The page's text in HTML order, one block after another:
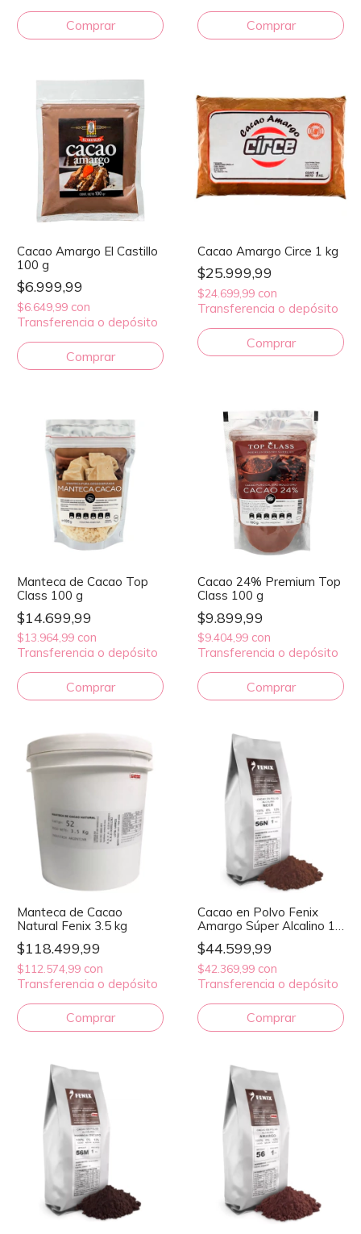
Cacao Amargo El Castillo
100 g
$6.999,99
$6.649,99 con
Transferencia o depósito
Cacao Amargo Circe 1 kg
$25.999,99
$24.699,99 con
Transferencia o depósito
Manteca de Cacao Top
Class 100 g
$14.699,99
$13.964,99 con
Transferencia o depósito
Cacao 24% Premium Top
Class 100 g
$9.899,99
$9.404,99 con
Transferencia o depósito
Manteca de Cacao
Natural Fenix 3.5 kg
$118.499,99
$112.574,99 con
Transferencia o depósito
Cacao en Polvo Fenix
Amargo Súper Alcalino 1
kg
$44.599,99
$42.369,99 con
Transferencia o depósito